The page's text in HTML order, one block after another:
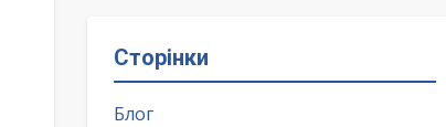
Сторінки
Блог